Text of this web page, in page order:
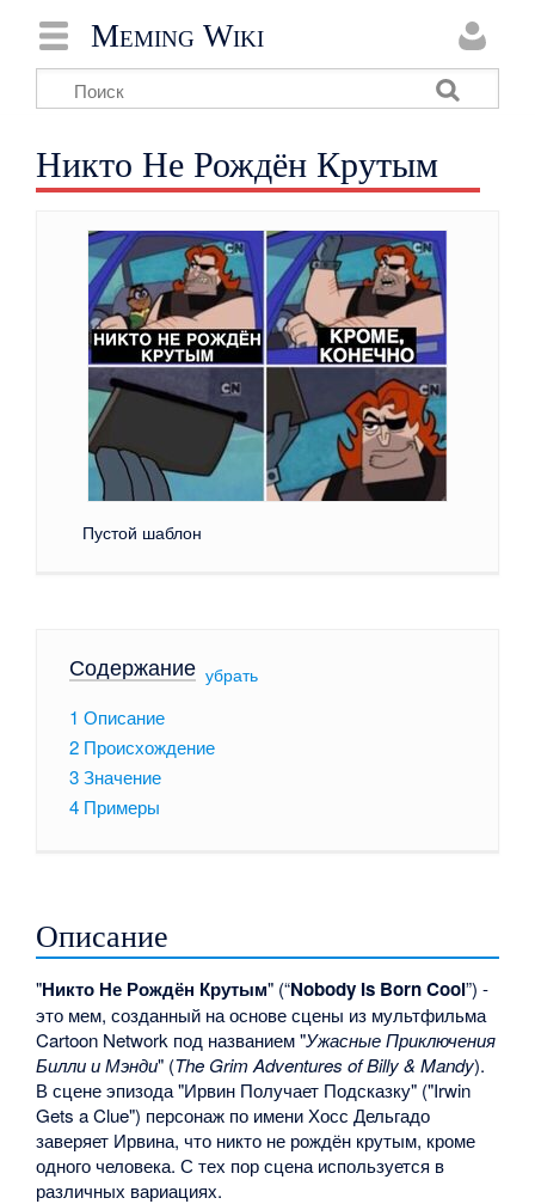
Meming Wiki
Никто Не Рождён Крутым
Пустой шаблон
Содержание[ убрать]
1 Описание
2 Происхождение
3Значение
4 Примеры
Описание
"Никто Не Рождён Крутым" (“Nobody Is Born Cool”) -
это мем, созданный на основе сцены из мультфильма
Cartoon Network под названием "Ужасные Приключения
Билли и Мэнди" (The Grim Adventures of Billy & Mandy).
В сцене эпизода "Ирвин Получает Подсказку" ("Irwin
Gets a Clue") персонаж по имени Хосс Дельгадо
заверяет Ирвина, что никто не рождён крутым, кроме
одного человека. С тех пор сцена используется в
различных вариациях.